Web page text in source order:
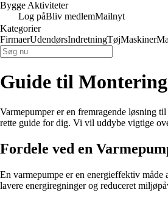
Bygge Aktiviteter
Log påBliv medlemMailnyt
Kategorier
FirmaerUdendørsIndretningTøjMaskiner
Guide til
Varmepumper er en fremragende løsning
rette guide for dig. Vi vil uddybe vigtige
Fordele ved en
En varmepumpe er en energieffektiv
lavere energiregninger og reduceret